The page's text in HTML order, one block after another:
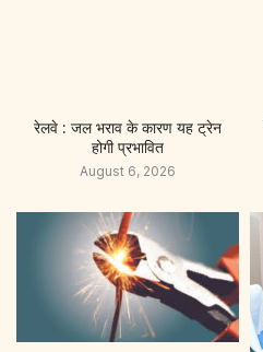
रेलवे : जल भराव के कारण यह ट्रेन
होगी प्रभावित
August 6, 2026